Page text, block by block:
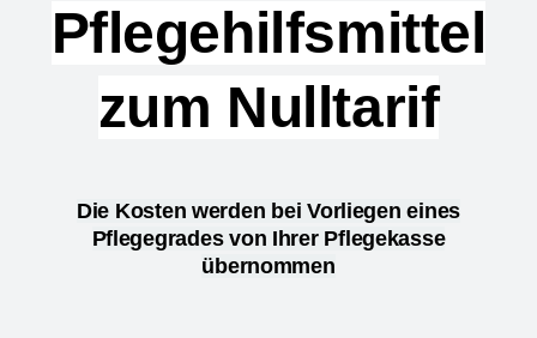
Pflegehilfsmittel
zum Nulltarif
Die Kosten werden bei Vorliegen eines
Pflegegrades von Ihrer Pflegekasse
übernommen